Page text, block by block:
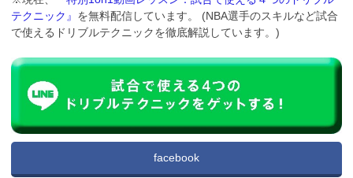
テクニック』 を無料配信しています。 (NBA選手のスキルなど試合
で使えるドリブルテクニックを徹底解説しています。)
facebook